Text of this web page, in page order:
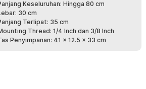
Terbaik
yang dapat diperpanjang dan diatur
Anda menyesuaikan posisi dan panjang
Anda. Baik saat berjalan, mengikuti
Keseluruhan: Hingga 80 cm
30 cm
Terlipat: 35 cm
Thread: 1/4 Inch dan 3/8 Inch
Penyimpanan: 41 x 12.5 x 33 cm